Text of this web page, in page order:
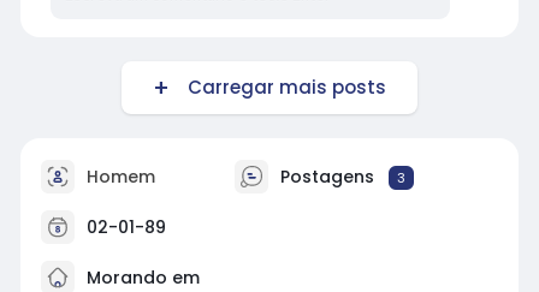
Carregar mais posts
Homem Postagens 3
02-01-89
Morando em